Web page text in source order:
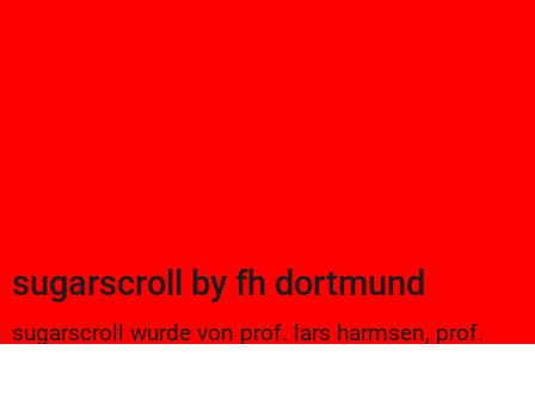
sugarscroll by fh dortmund
sugarscroll wurde von prof. lars harmsen, prof.